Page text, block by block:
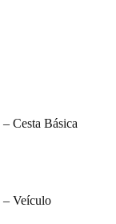
Cesta Básica
– Veículo